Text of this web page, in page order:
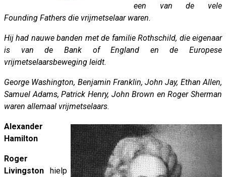
een van de vele
Founding Fathers die vrijmetselaar waren.
Hij had nauwe banden met de familie Rothschild, die eigenaar
is van de Bank of England en de Europese
vrijmetselaarsbeweging leidt.
George Washington, Benjamin Franklin, John Jay, Ethan Allen,
Samuel Adams, Patrick Henry, John Brown en Roger Sherman
waren allemaal vrijmetselaars.
Alexander
Hamilton
Roger
Livingston hielp